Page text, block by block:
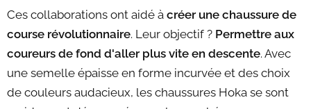
Ces collaborations ont aidé à créer une chaussure de
course révolutionnaire. Leur objectif ? Permettre aux
coureurs de fond d'aller plus vite en descente. Avec
une semelle épaisse en forme incurvée et des choix
de couleurs audacieux, les chaussures Hoka se sont